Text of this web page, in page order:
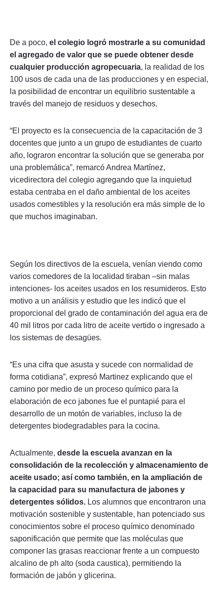
De a poco, el colegio logró mostrarle a su comunidad
el agregado de valor que se puede obtener desde
cualquier producción agropecuaria, la realidad de los
100 usos de cada una de las producciones y en especial,
la posibilidad de encontrar un equilibrio sustentable a
través del manejo de residuos y desechos.
“El proyecto es la consecuencia de la capacitación de 3
docentes que junto a un grupo de estudiantes de cuarto
año, lograron encontrar la solución que se generaba por
una problemática”, remarcó Andrea Martínez,
vicedirectora del colegio agregando que la inquietud
estaba centraba en el daño ambiental de los aceites
usados comestibles y la resolución era más simple de lo
que muchos imaginaban.
Según los directivos de la escuela, venían viendo como
varios comedores de la localidad tiraban –sin malas
intenciones- los aceites usados en los resumideros. Esto
motivo a un análisis y estudio que les indicó que el
proporcional del grado de contaminación del agua era de
40 mil litros por cada litro de aceite vertido o ingresado a
los sistemas de desagües.
“Es una cifra que asusta y sucede con normalidad de
forma cotidiana”, expresó Martinez explicando que el
camino por medio de un proceso químico para la
elaboración de eco jabones fue el puntapié para el
desarrollo de un motón de variables, incluso la de
detergentes biodegradables para la cocina.
Actualmente, desde la escuela avanzan en la
consolidación de la recolección y almacenamiento de
aceite usado; así como también, en la ampliación de
la capacidad para su manufactura de jabones y
detergentes sólidos. Los alumnos que encontraron una
motivación sostenible y sustentable, han potenciado sus
conocimientos sobre el proceso químico denominado
saponificación que permite que las moléculas que
componer las grasas reaccionar frente a un compuesto
alcalino de ph alto (soda caustica), permitiendo la
formación de jabón y glicerina.